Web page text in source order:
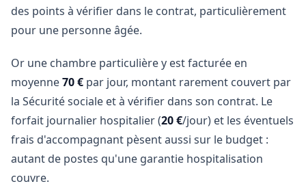
des points à vérifier dans le contrat, particulièrement
pour une personne âgée.
Or une chambre particulière y est facturée en
moyenne70 € par jour, montant rarement couvert par
la Sécurité sociale et à vérifier dans son contrat. Le
forfait journalier hospitalier (20 €/jour) et les éventuels
frais d'accompagnant pèsent aussi sur le budget :
autant de postes qu'une garantie hospitalisation
couvre.